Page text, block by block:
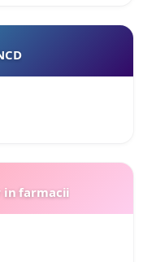
in farmacii